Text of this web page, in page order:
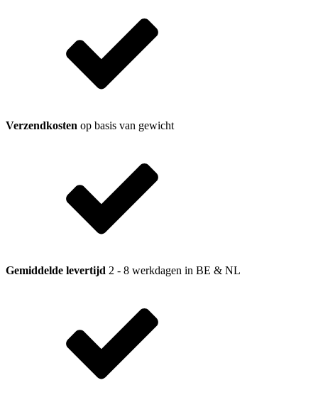
Verzendkosten op basis van gewicht
Gemiddelde levertijd 2 - 8 werkdagen in BE & NL